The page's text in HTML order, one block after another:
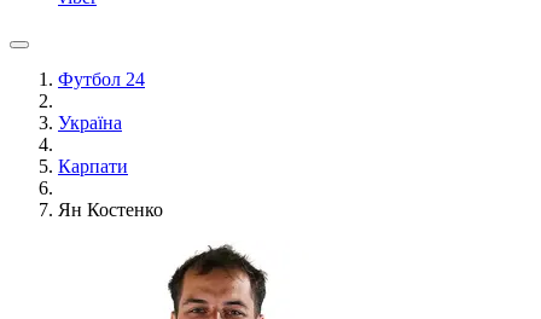
Футбол 24
Україна
Карпати
Ян Костенко